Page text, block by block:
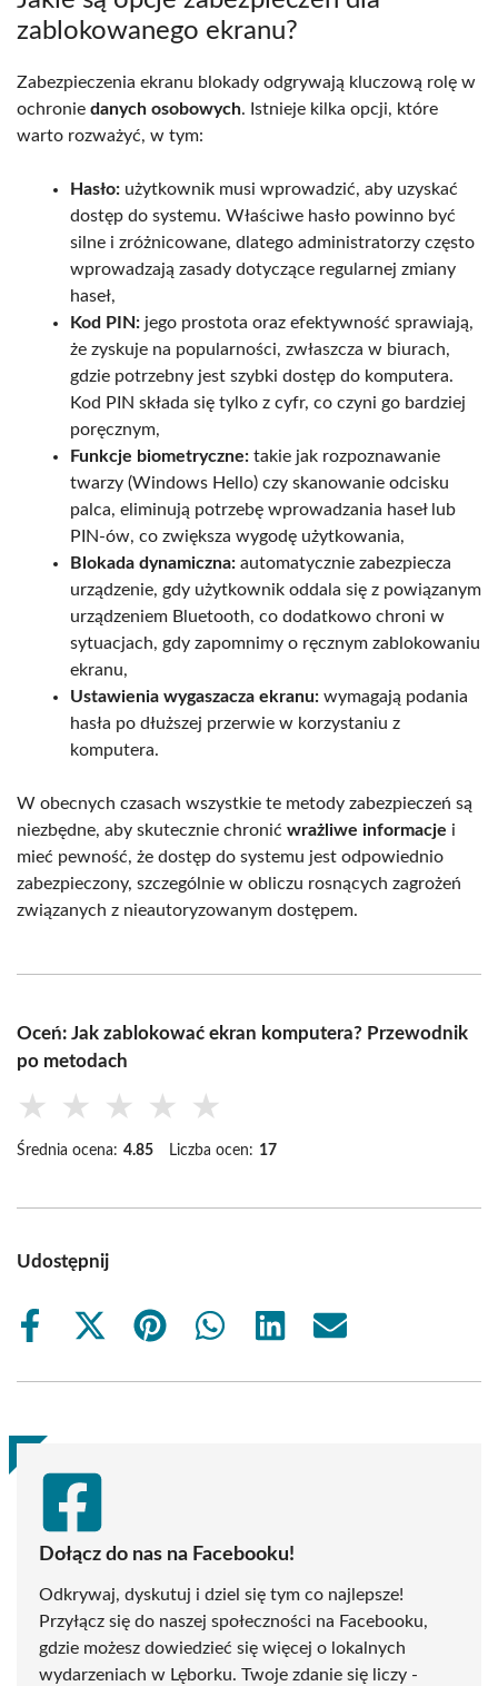
zablokowanego ekranu?
Zabezpieczenia ekranu blokady odgrywają kluczową rolę w
ochronie danych osobowych. Istnieje kilka opcji, które
warto rozważyć, w tym:
Hasło: użytkownik musi wprowadzić, aby uzyskać
dostęp do systemu. Właściwe hasło powinno być
silne i zróżnicowane, dlatego administratorzy często
wprowadzają zasady dotyczące regularnej zmiany
haseł,
Kod PIN: jego prostota oraz efektywność sprawiają,
że zyskuje na popularności, zwłaszcza w biurach,
gdzie potrzebny jest szybki dostęp do komputera.
Kod PIN składa się tylko z cyfr, co czyni go bardziej
poręcznym,
Funkcje biometryczne: takie jak rozpoznawanie
twarzy (Windows Hello) czy skanowanie odcisku
palca, eliminują potrzebę wprowadzania haseł lub
PIN-ów, co zwiększa wygodę użytkowania,
Blokada dynamiczna: automatycznie zabezpiecza
urządzenie, gdy użytkownik oddala się z powiązanym
urządzeniem Bluetooth, co dodatkowo chroni w
sytuacjach, gdy zapomnimy o ręcznym zablokowaniu
ekranu,
Ustawienia wygaszacza ekranu: wymagają podania
hasła po dłuższej przerwie w korzystaniu z
komputera.
W obecnych czasach wszystkie te metody zabezpieczeń są
niezbędne, aby skutecznie chronić wrażliwe informacje i
mieć pewność, że dostęp do systemu jest odpowiednio
zabezpieczony, szczególnie w obliczu rosnących zagrożeń
związanych z nieautoryzowanym dostępem.
Oceń: Jak zablokować ekran komputera? Przewodnik
po metodach
★ ★ ★ ★ ★
Średnia ocena: 4.85 Liczba ocen: 17
Udostępnij
Share
Share
(Twitter)
Share
Share
Share
Share
Dołącz do nas na Facebooku!
Odkrywaj, dyskutuj i dziel się tym co najlepsze!
Przyłącz się do naszej społeczności na Facebooku,
gdzie możesz dowiedzieć się więcej o lokalnych
wydarzeniach w Lęborku. Twoje zdanie się liczy -